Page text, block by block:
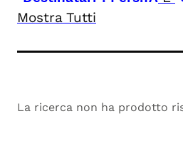
Mostra Tutti
La ricerca non ha prodotto